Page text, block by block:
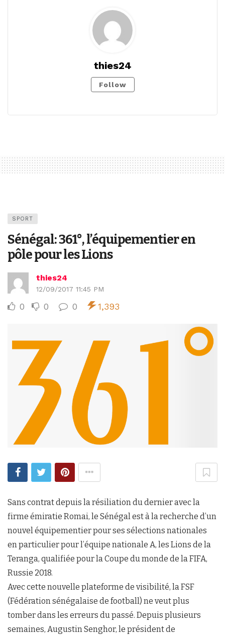
thies24
Follow
SPORT
Sénégal: 361°, l’équipementier en
pôle pour les Lions
thies24
12/09/2017 11:45 PM
0 0 0 1,393
Sans contrat depuis la résiliation du dernier avec la
firme émiratie Romai, le Sénégal est à la recherche d’un
nouvel équipementier pour ses sélections nationales
en particulier pour l’équipe nationale A, les Lions de la
Teranga, qualifiée pour la Coupe du monde de la FIFA,
Russie 2018.
Avec cette nouvelle plateforme de visibilité, la FSF
(Fédération sénégalaise de football) ne veut plus
tomber dans les erreurs du passé. Depuis plusieurs
semaines, Augustin Senghor, le président de